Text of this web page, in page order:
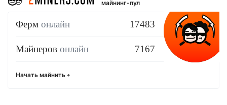
майнинг-пул
Ферм онлайн 17483
Майнеров онлайн 7167
Начать майнить